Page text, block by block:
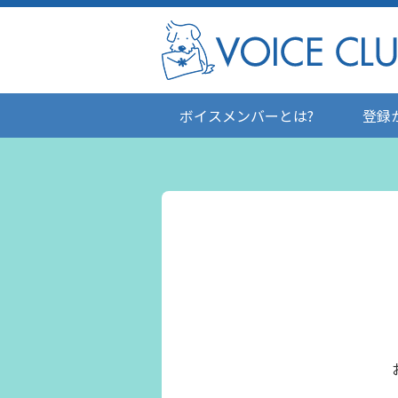
ボイスメンバーとは? 登録